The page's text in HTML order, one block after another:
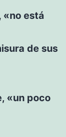
«no está
de sus
«un poco